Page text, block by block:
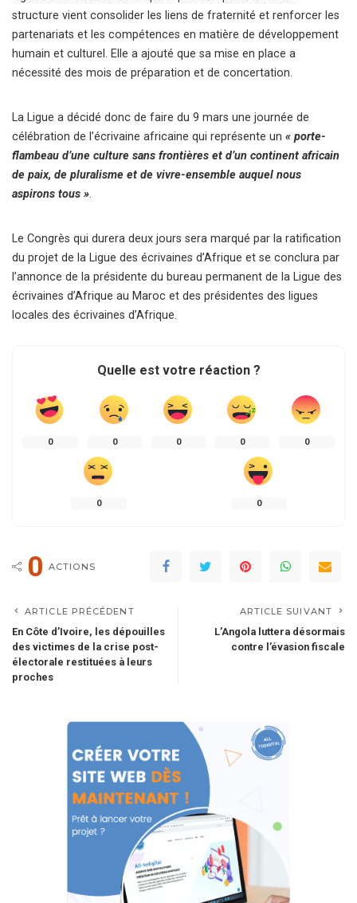
structure vient consolider les liens de fraternité et renforcer les
partenariats et les compétences en matière de développement
humain et culturel. Elle a ajouté que sa mise en place a
nécessité des mois de préparation et de concertation.
La Ligue a décidé donc de faire du 9 mars une journée de
célébration de l’écrivaine africaine qui représente un « porte-
flambeau d’une culture sans frontières et d’un continent africain
de paix, de pluralisme et de vivre-ensemble auquel nous
aspirons tous ».
Le Congrès qui durera deux jours sera marqué par la ratification
du projet de la Ligue des écrivaines d’Afrique et se conclura par
l’annonce de la présidente du bureau permanent de la Ligue des
écrivaines d’Afrique au Maroc et des présidentes des ligues
locales des écrivaines d’Afrique.
Quelle est votre réaction ?
0 0 0 0 0
0 0
0 ACTIONS
ARTICLE PRÉCÉDENT
En Côte d’Ivoire, les dépouilles
des victimes de la crise post-
électorale restituées à leurs
proches
ARTICLE SUIVANT
L’Angola luttera désormais
contre l’évasion fiscale